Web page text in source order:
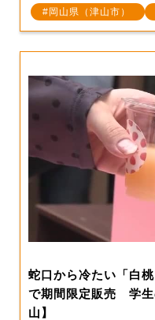
岡山県（津山市）
蛇口から冷たい「白
で期間限定販売 学生
山】